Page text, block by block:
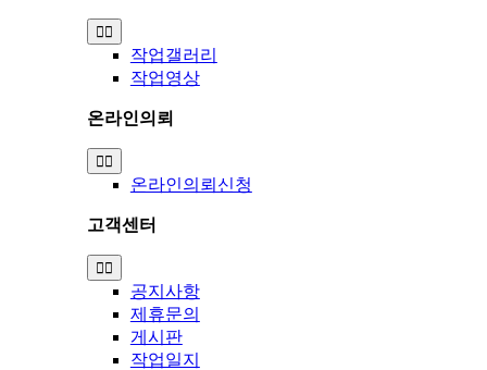
Toggle
Navigation
작업갤러리
작업영상
온라인의뢰
Toggle
Navigation
온라인의뢰신청
고객센터
Toggle
Navigation
공지사항
제휴문의
게시판
작업일지